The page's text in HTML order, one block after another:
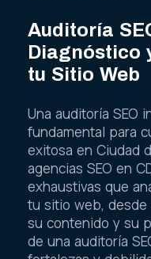
Auditoría
Diagnóstico
tu Sitio Web
Una auditoría SEO
fundamental para
exitosa en Ciudad
agencias SEO en
exhaustivas que
tu sitio web,
su contenido y su
de una auditoría